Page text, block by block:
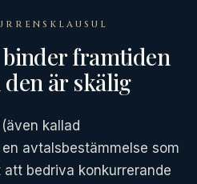
framtiden
är skälig
(även kallad
en avtalsbestämmelse som
bedriva konkurrerande